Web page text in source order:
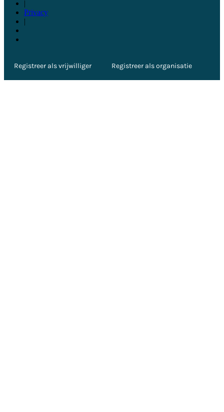
|
Privacy
|
Registreer als vrijwilliger Registreer als organisatie